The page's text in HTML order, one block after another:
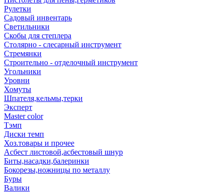
Рулетки
Садовый инвентарь
Светильники
Скобы для степлера
Столярно - слесарный инструмент
Стремянки
Строительно - отделочный инструмент
Угольники
Уровни
Хомуты
Шпателя,кельмы,терки
Эксперт
Master color
Тэмп
Диски темп
Хоз.товары и прочее
Асбест листовой,асбестовый шнур
Биты,насадки,балеринки
Бокорезы,ножницы по металлу
Буры
Валики